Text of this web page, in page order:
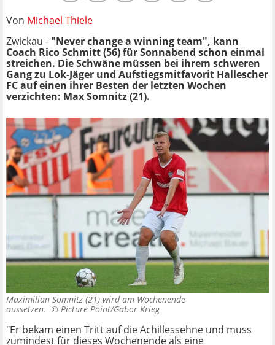
Von Michael Thiele
Zwickau - "Never change a winning team", kann
Coach Rico Schmitt (56) für Sonnabend schon einmal
streichen. Die Schwäne müssen bei ihrem schweren
Gang zu Lok-Jäger und Aufstiegsmitfavorit Hallescher
FC auf einen ihrer Besten der letzten Wochen
verzichten: Max Somnitz (21).
Maximilian Somnitz (21) wird am Wochenende
aussetzen. © Picture Point/Gabor Krieg
"Er bekam einen Tritt auf die Achillessehne und muss
zumindest für dieses Wochenende als eine